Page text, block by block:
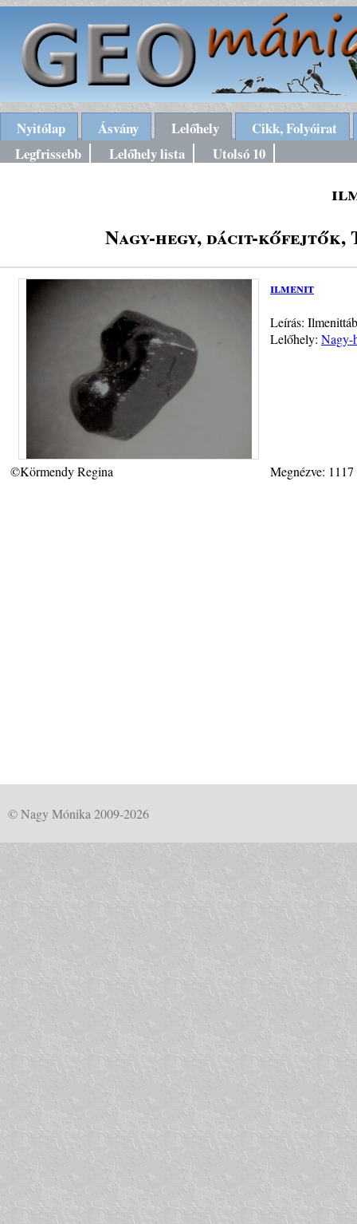
Nyitólap Ásvány Lelőhely
Cikk, Folyóirat
Legfrissebb
Lelőhely lista Utolsó 10
Nagy-hegy, dácit-kőfejtők,
ilmenit
Leírás:
Lelőhely: Nagy-
©Körmendy Regina Megnézve:
© Nagy Mónika 2009-2026